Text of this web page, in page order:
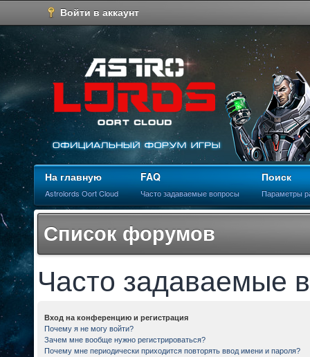
Войти в аккаунт
На главную
Astrolords Oort Cloud
FAQ
Часто задаваемые вопросы
Поиск
Параметры
Список форумов
Часто задаваемые
Вход на конференцию и регистрация
Почему я не могу войти?
Зачем мне вообще нужно регистрироваться?
Почему мне периодически приходится повторять ввод имени и пароля?